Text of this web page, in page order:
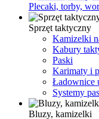
Plecaki, torby,
Sprzęt taktyczny
Kamizelki
Kabury
Paski
Karimaty i
Ładownice
Systemy
Bluzy, kamizelki